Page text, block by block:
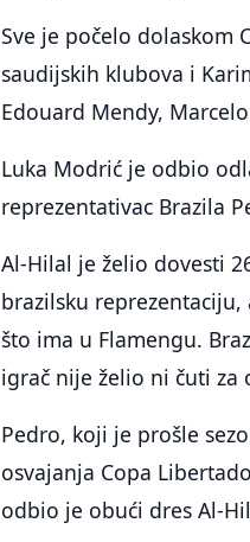
Sve je počelo dolaskom
saudijskih klubova i
Edouard Mendy,
Luka Modrić je odbio
reprezentativac Brazila
Al-Hilal je želio dovesti
brazilsku
što ima u Flamengu.
igrač nije želio ni čuti za
Pedro, koji je prošle
osvajanja Copa
odbio je obući dres Al-